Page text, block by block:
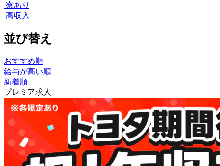
寮あり
高収入
並び替え
おすすめ順
給与が高い順
新着順
プレミア求人